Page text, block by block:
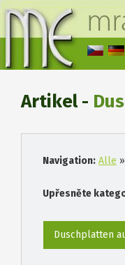
Artikel -
Navigation: Alle »
Upřesněte
Duschplatten